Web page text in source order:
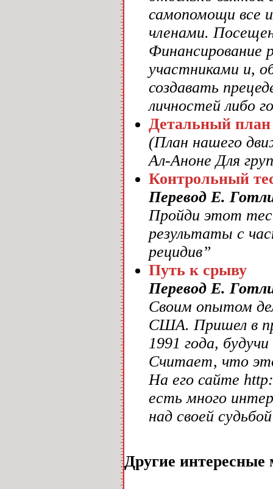
самопомощи все
членами.
Финансирование
участниками и,
создавать
личностей либо
Детальный план
(План нашего
Ал-Аноне Для
Контрольный
Перевод Е.
Пройди этот
результаты с
рецидив”
Путь к срыву
Перевод Е.
Своим опытом
США. Пришел в
1991 года,
Считает, что
На его сайте
есть много
над своей
Другие